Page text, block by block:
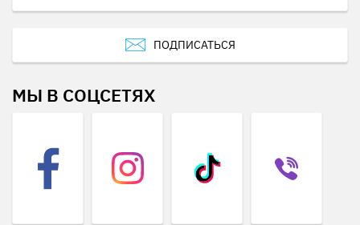
ПОДПИСАТЬСЯ
МЫ В СОЦСЕТЯХ